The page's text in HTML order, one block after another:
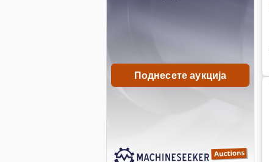
Поднесете аукција